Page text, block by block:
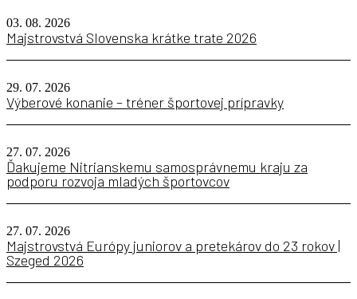
03. 08. 2026
Majstrovstvá Slovenska krátke trate 2026
29. 07. 2026
Výberové konanie – tréner športovej prípravky
27. 07. 2026
Ďakujeme Nitrianskemu samosprávnemu kraju za
podporu rozvoja mladých športovcov
27. 07. 2026
Majstrovstvá Európy juniorov a pretekárov do 23 rokov |
Szeged 2026